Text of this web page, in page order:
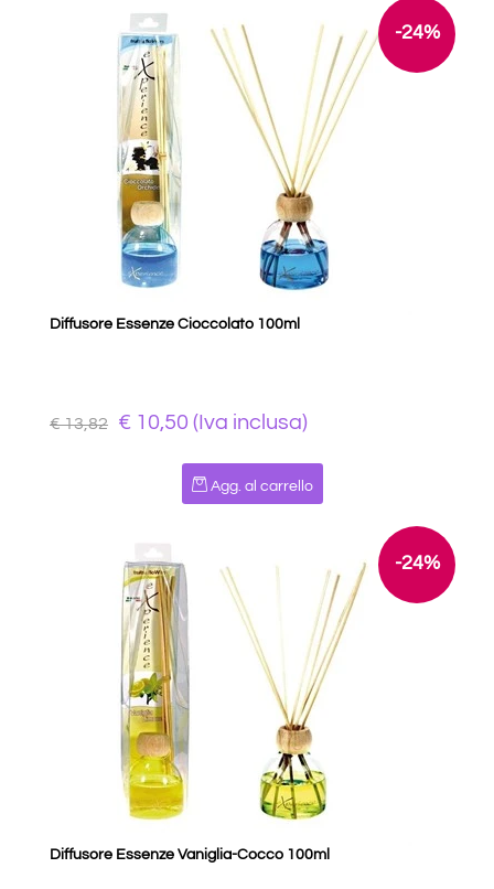
-24%
Diffusore Essenze Cioccolato 100ml
€ 13,82 € 10,50 (Iva inclusa)
Quantità
Agg. al carrello
-24%
Diffusore Essenze Vaniglia-Cocco 100ml